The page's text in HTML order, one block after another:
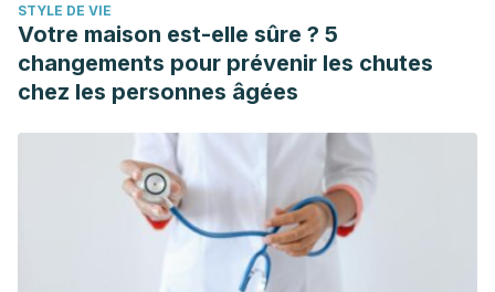
STYLE DE VIE
Votre maison est-elle sûre ? 5
changements pour prévenir les chutes
chez les personnes âgées